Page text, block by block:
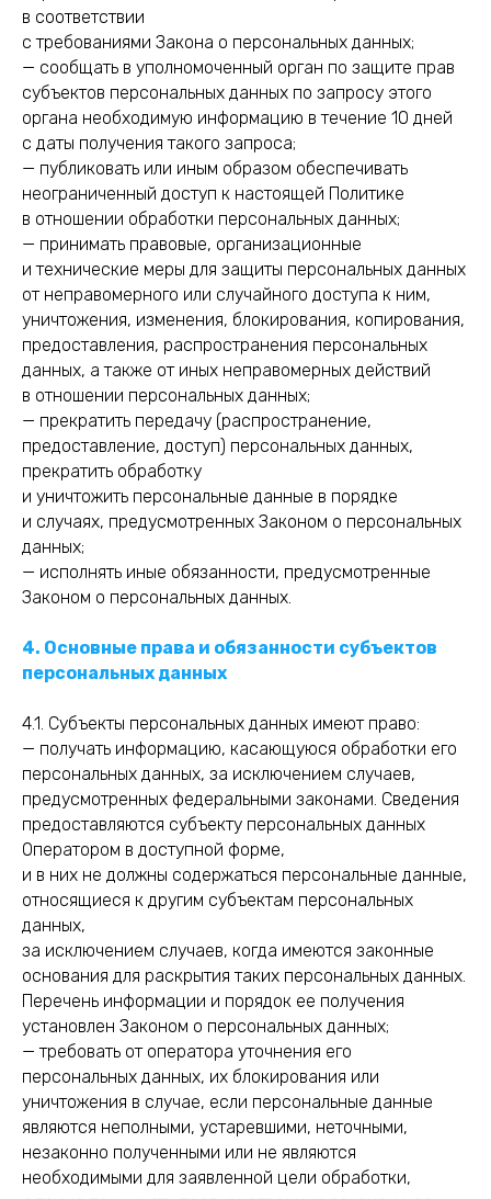
в соответствии
с требованиями Закона о персональных данных;
— сообщать в уполномоченный орган по защите прав
субъектов персональных данных по запросу этого
органа необходимую информацию в течение 10 дней
с даты получения такого запроса;
— публиковать или иным образом обеспечивать
неограниченный доступ к настоящей Политике
в отношении обработки персональных данных;
— принимать правовые, организационные
и технические меры для защиты персональных данных
от неправомерного или случайного доступа к ним,
уничтожения, изменения, блокирования, копирования,
предоставления, распространения персональных
данных, а также от иных неправомерных действий
в отношении персональных данных;
— прекратить передачу (распространение,
предоставление, доступ) персональных данных,
прекратить обработку
и уничтожить персональные данные в порядке
и случаях, предусмотренных Законом о персональных
данных;
— исполнять иные обязанности, предусмотренные
Законом о персональных данных.
4. Основные права и обязанности субъектов
персональных данных
4.1. Субъекты персональных данных имеют право:
— получать информацию, касающуюся обработки его
персональных данных, за исключением случаев,
предусмотренных федеральными законами. Сведения
предоставляются субъекту персональных данных
Оператором в доступной форме,
и в них не должны содержаться персональные данные,
относящиеся к другим субъектам персональных
данных,
за исключением случаев, когда имеются законные
основания для раскрытия таких персональных данных.
Перечень информации и порядок ее получения
установлен Законом о персональных данных;
— требовать от оператора уточнения его
персональных данных, их блокирования или
уничтожения в случае, если персональные данные
являются неполными, устаревшими, неточными,
незаконно полученными или не являются
необходимыми для заявленной цели обработки,